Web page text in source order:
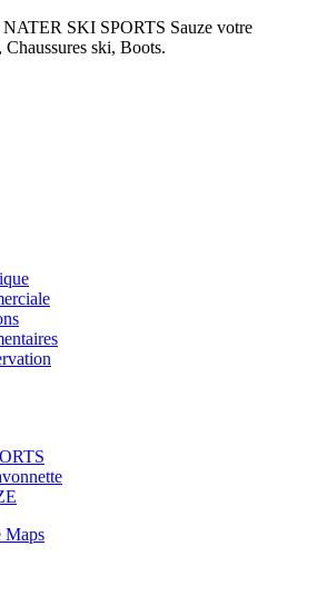
NATER SKI SPORTS Sauze votre
ski, Boots.
Maps